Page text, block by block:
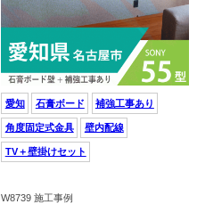
愛知 石膏ボード 補強工事あり
角度固定式金具 壁内配線
TV＋壁掛けセット
W8739 施工事例